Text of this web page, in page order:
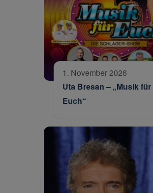
1. November 2026
Uta Bresan – „Musik für
Euch“